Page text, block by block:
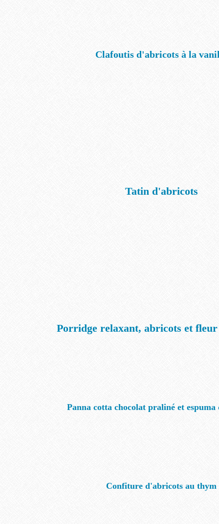
Clafoutis d'abricots à la
Tatin d'abricots
Porridge relaxant, abricots et
Panna cotta chocolat praliné et
Confiture d'abricots au thym